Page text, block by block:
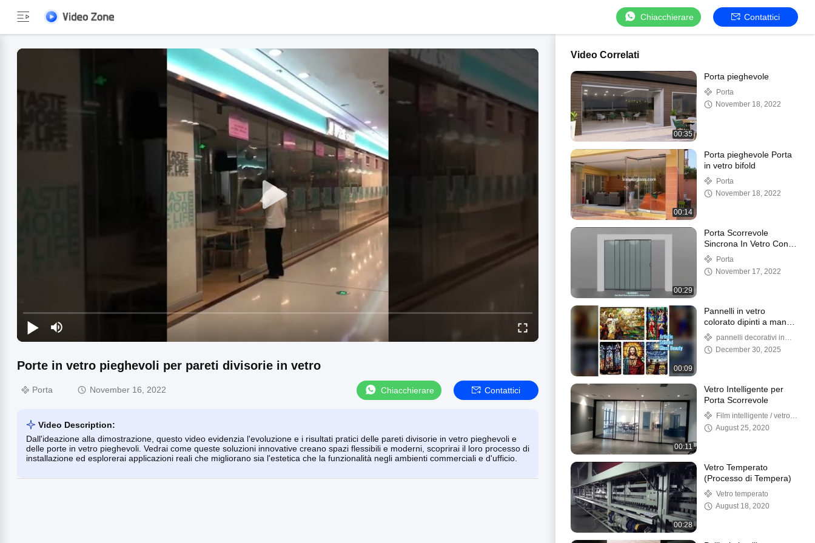
Chiacchierare Contattici
Porte in vetro pieghevoli per pareti divisorie in vetro
Porta November 16, 2022 Chiacchierare Contattici
Video Description:
Dall'ideazione alla dimostrazione, questo video evidenzia l'evoluzione e i risultati pratici delle pareti divisorie in vetro pieghevoli e
delle porte in vetro pieghevoli. Vedrai come queste soluzioni innovative creano spazi flessibili e moderni, scoprirai il loro processo di
installazione ed esplorerai applicazioni reali che migliorano sia l'estetica che la funzionalità negli ambienti commerciali e d'ufficio.
Video Correlati
00:35
Porta pieghevole
Porta
November 18, 2022
00:14
Porta pieghevole Porta
in vetro bifold
Porta
November 18, 2022
00:29
Porta Scorrevole
Sincrona In Vetro Con
Chiusura Ammortizzata
Porta
November 17, 2022
00:09
Pannelli in vetro
colorato dipinti a mano
Decorazioni di lusso
pannelli decorativi in
vetro colorato
December 30, 2025
00:11
Vetro Intelligente per
Porta Scorrevole
Film intelligente / vetro
intelligente
August 25, 2020
00:28
Vetro Temperato
(Processo di Tempera)
Vetro temperato
August 18, 2020